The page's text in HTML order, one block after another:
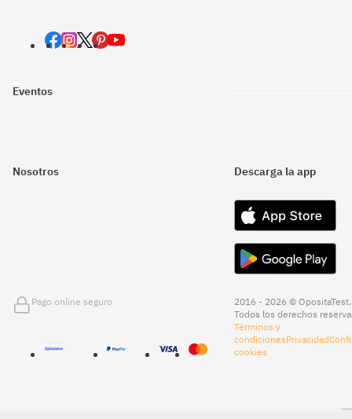
Eventos
Nosotros Descarga la app
Pago online seguro
2016 - 2026 © OpositaTest.
Todos los derechos
Términos y
condicionesPrivacidad
cookies